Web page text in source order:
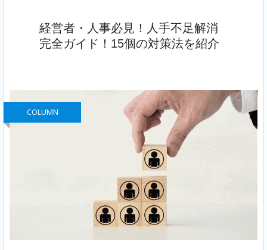
経営者・人事必見！人手不足解消
完全ガイド！15個の対策法を紹介
COLUMN